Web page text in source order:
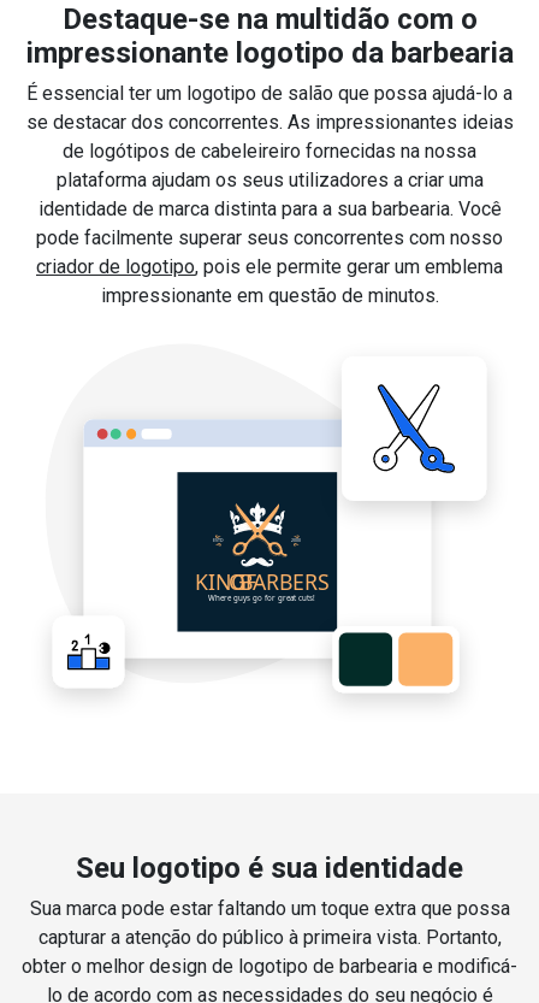
Destaque-se na multidão com o
impressionante logotipo da barbearia
É essencial ter um logotipo de salão que possa ajudá-lo a
se destacar dos concorrentes. As impressionantes ideias
de logótipos de cabeleireiro fornecidas na nossa
plataforma ajudam os seus utilizadores a criar uma
identidade de marca distinta para a sua barbearia. Você
pode facilmente superar seus concorrentes com nosso
criador de logotipo, pois ele permite gerar um emblema
impressionante em questão de minutos.
Seu logotipo é sua identidade
Sua marca pode estar faltando um toque extra que possa
capturar a atenção do público à primeira vista. Portanto,
obter o melhor design de logotipo de barbearia e modificá-
lo de acordo com as necessidades do seu negócio é